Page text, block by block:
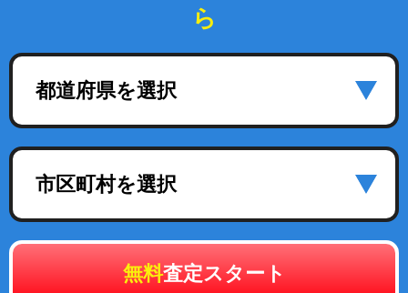
ら
都道府県を選択
市区町村を選択
無料査定スタート